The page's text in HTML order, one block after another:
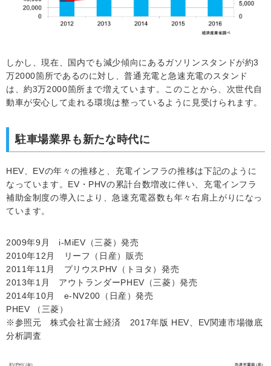
しかし、現在、国内でも減少傾向にあるガソリンスタンドが約3
万2000箇所であるのに対し、普通充電と急速充電のスタンド
は、約3万2000箇所まで増えています。このことから、次世代自
動車が安心して走れる環境は整っているように見受けられます。
駐車場業界も新たな時代に
HEV、EVの年々の推移と、充電インフラの推移は下記のように
なっています。EV・PHVの累計台数増改に伴い、充電インフラ
補助金制度の導入により、急速充電器数も年々右肩上がりになっ
ています。
2009年9月 i-MiEV（三菱）発売
2010年12月 リーフ（日産）販売
2011年11月 プリウスPHV（トヨタ）発売
2013年1月 アウトランダーPHEV（三菱）発売
2014年10月 e-NV200（日産）発売
PHEV （三菱）
※参照元 株式会社富士経済 2017年版 HEV、EV関連市場徹底
分析調査